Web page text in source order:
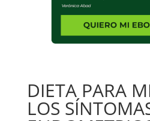
DIETA PARA
LOS